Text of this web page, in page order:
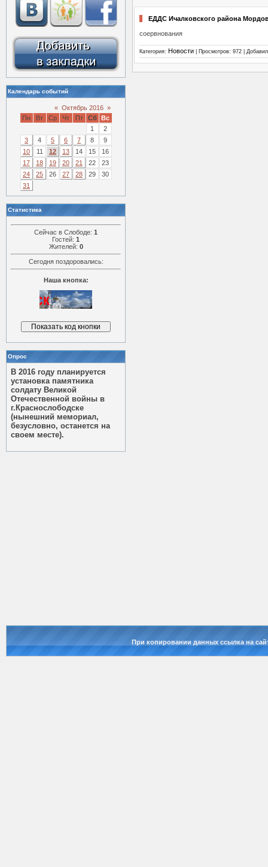
Календарь событий
« Октябрь 2016 »
Пн
Вт Ср Чт Пт Сб
Вс
1
2
3
4 5 6 7 8
9
10
11 12 13 14 15
16
17
18 19 20 21 22
23
24
25 26 27 28 29
30
31
Статистика
Сейчас в Слободе: 1
Гостей: 1
Жителей: 0
Сегодня поздоровались:
Наша кнопка:
Опрос
В 2016 году планируется
установка памятника
солдату Великой
Отечественной войны в
г.Краснослободске
(нынешний мемориал,
безусловно, останется на
своем месте).
ЕДДС Ичалковского района
соервнования
Категория: Новости | Просмотров: 972 |
При копировании данных ссылка на